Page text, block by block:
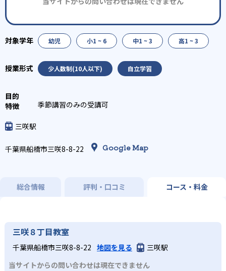
幼児 小1 ~ 6 中1 ~ 3 高1 ~ 3
少人数制(10人以下) 自立学習
季節講習のみの受講可
三咲駅
千葉県船橋市三咲8-8-22 Google Map
総合情報 評判・口コミ コース・料金
三咲８丁目教室
千葉県船橋市三咲8-8-22 地図を見る
三咲駅
当サイトからの問い合わせは現在できません